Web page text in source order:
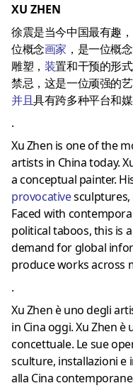
XU ZHEN
徐震是当今中国最有趣
位概念画家 ，是一位概
雕塑， 装置和干预的形
禁忌，这是一位顽强的
并且具有跨多种平台和
.
Xu Zhen is one of the
artists in China today.
a conceptual painter.
provocative
Faced with
political taboos, this is
demand for global
produce works across
.
Xu Zhen è uno degli
in Cina oggi. Xu Zhen è
concettuale. Le sue
sculture, installazioni
alla Cina